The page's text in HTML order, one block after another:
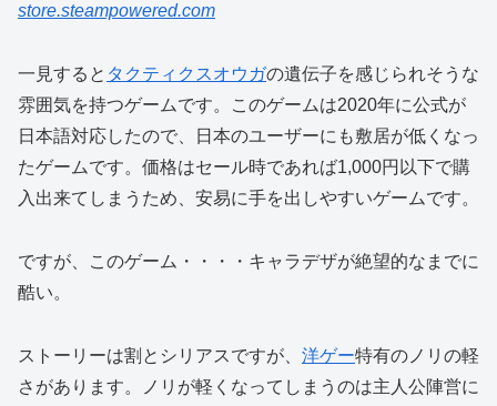
store.steampowered.com
一見すると タクティクスオウガの遺伝子を感じられそうな
雰囲気を持つゲームです。このゲームは2020年に公式が
日本語対応したので、日本のユーザーにも敷居が低くなっ
たゲームです。価格はセール時であれば1,000円以下で購
入出来てしまうため、安易に手を出しやすいゲームです。
ですが、このゲーム・・・・キャラデザが絶望的なまでに
酷い。
ストーリーは割とシリアスですが、 洋ゲー特有のノリの軽
さがあります。ノリが軽くなってしまうのは主人公陣営に